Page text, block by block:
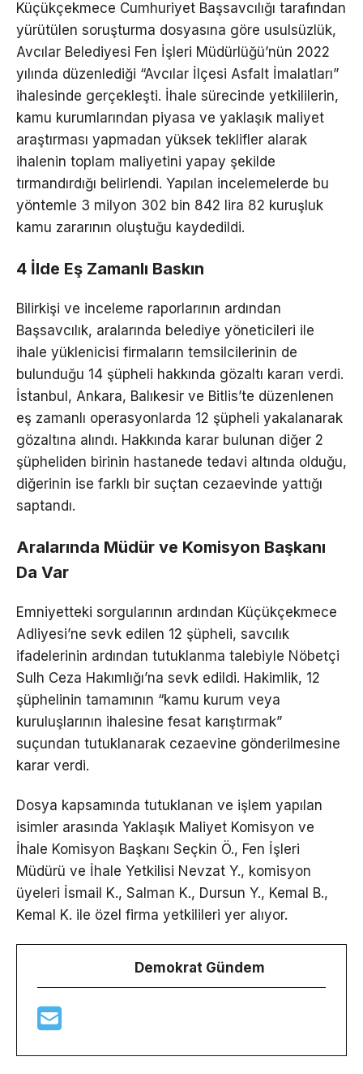
Küçükçekmece Cumhuriyet Başsavcılığı tarafından
yürütülen soruşturma dosyasına göre usulsüzlük,
Avcılar Belediyesi Fen İşleri Müdürlüğü’nün 2022
yılında düzenlediği “Avcılar İlçesi Asfalt İmalatları”
ihalesinde gerçekleşti. İhale sürecinde yetkililerin,
kamu kurumlarından piyasa ve yaklaşık maliyet
araştırması yapmadan yüksek teklifler alarak
ihalenin toplam maliyetini yapay şekilde
tırmandırdığı belirlendi. Yapılan incelemelerde bu
yöntemle 3 milyon 302 bin 842 lira 82 kuruşluk
kamu zararının oluştuğu kaydedildi.
4 İlde Eş Zamanlı Baskın
Bilirkişi ve inceleme raporlarının ardından
Başsavcılık, aralarında belediye yöneticileri ile
ihale yüklenicisi firmaların temsilcilerinin de
bulunduğu 14 şüpheli hakkında gözaltı kararı verdi.
İstanbul, Ankara, Balıkesir ve Bitlis’te düzenlenen
eş zamanlı operasyonlarda 12 şüpheli yakalanarak
gözaltına alındı. Hakkında karar bulunan diğer 2
şüpheliden birinin hastanede tedavi altında olduğu,
diğerinin ise farklı bir suçtan cezaevinde yattığı
saptandı.
Aralarında Müdür ve Komisyon Başkanı
Da Var
Emniyetteki sorgularının ardından Küçükçekmece
Adliyesi’ne sevk edilen 12 şüpheli, savcılık
ifadelerinin ardından tutuklanma talebiyle Nöbetçi
Sulh Ceza Hakımlığı’na sevk edildi. Hakimlik, 12
şüphelinin tamamının “kamu kurum veya
kuruluşlarının ihalesine fesat karıştırmak”
suçundan tutuklanarak cezaevine gönderilmesine
karar verdi.
Dosya kapsamında tutuklanan ve işlem yapılan
isimler arasında Yaklaşık Maliyet Komisyon ve
İhale Komisyon Başkanı Seçkin Ö., Fen İşleri
Müdürü ve İhale Yetkilisi Nevzat Y., komisyon
üyeleri İsmail K., Salman K., Dursun Y., Kemal B.,
Kemal K. ile özel firma yetkilileri yer alıyor.
Demokrat Gündem